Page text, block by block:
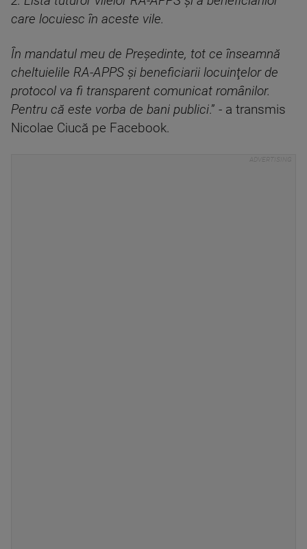
care locuiesc în aceste vile.
În mandatul meu de Preşedinte, tot ce înseamnă
cheltuielile RA-APPS şi beneficiarii locuinţelor de
protocol va fi transparent comunicat românilor.
Pentru că este vorba de bani publici.” - a transmis
Nicolae Ciucă pe Facebook.